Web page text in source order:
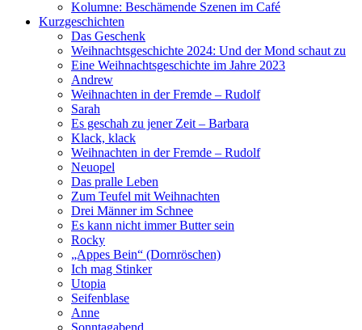
Kolumne: Beschämende Szenen im Café
Kurzgeschichten
Das Geschenk
Weihnachtsgeschichte 2024: Und der Mond schaut zu
Eine Weihnachtsgeschichte im Jahre 2023
Andrew
Weihnachten in der Fremde – Rudolf
Sarah
Es geschah zu jener Zeit – Barbara
Klack, klack
Weihnachten in der Fremde – Rudolf
Neuopel
Das pralle Leben
Zum Teufel mit Weihnachten
Drei Männer im Schnee
Es kann nicht immer Butter sein
Rocky
„Appes Bein“ (Dornröschen)
Ich mag Stinker
Utopia
Seifenblase
Anne
Sonntagabend